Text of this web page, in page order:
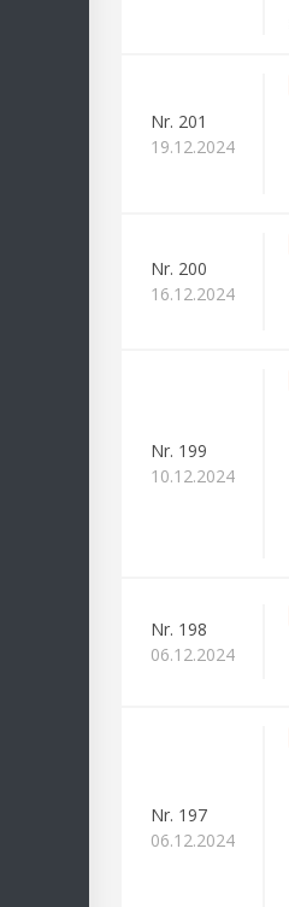
Nr. 201
19.12.2024
Nr. 200
16.12.2024
Nr. 199
10.12.2024
Nr. 198
06.12.2024
Nr. 197
06.12.2024